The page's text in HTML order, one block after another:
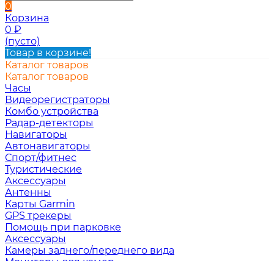
0
Корзина
0 ₽
(пусто)
Товар в корзине!
Каталог товаров
Каталог товаров
Часы
Видеорегистраторы
Комбо устройства
Радар-детекторы
Навигаторы
Автонавигаторы
Спорт/фитнес
Туристические
Аксессуары
Антенны
Карты Garmin
GPS трекеры
Помощь при парковке
Аксессуары
Камеры заднего/переднего вида